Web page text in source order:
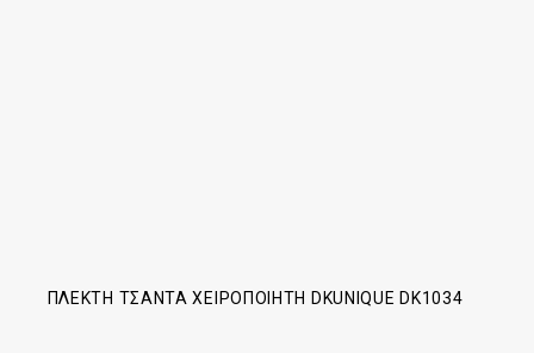
ΠΛΕΚΤΉ ΤΣΆΝΤΑ ΧΕΙΡΟΠΟΊΗΤΗ DKUNIQUE DK1034